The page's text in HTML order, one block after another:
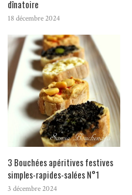
dînatoire
18 décembre 2024
3 Bouchées apéritives festives
simples-rapides-salées N°1
3 décembre 2024